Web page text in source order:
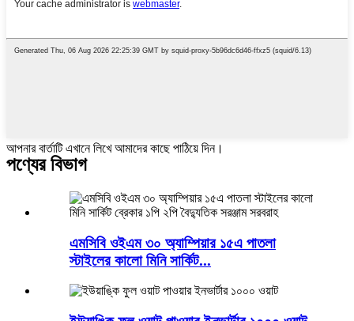
আপনার বার্তাটি এখানে লিখে আমাদের কাছে পাঠিয়ে দিন।
পণ্যের বিভাগ
এমসিবি ওইএম ৩০ অ্যাম্পিয়ার ১৫এ পাতলা
স্টাইলের কালো মিনি সার্কিট...